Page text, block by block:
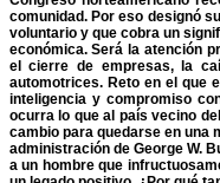
comunidad. Por eso designó
voluntario y que cobra un
económica. Será la atención
el cierre de empresas, la
automotrices. Reto en el que
inteligencia y compromiso
ocurra lo que al país vecino
cambio para quedarse en una
administración de George W.
a un hombre que